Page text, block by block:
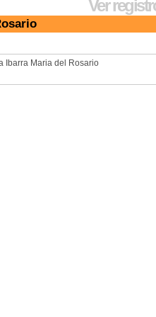
Ver
Ibarra Maria del Rosario